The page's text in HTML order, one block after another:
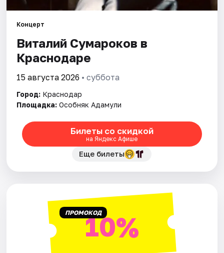
Концерт
Виталий Сумароков в
Краснодаре
15 августа 2026 • суббота
Город: Краснодар
Площадка: Особняк Адамули
Билеты со скидкой
на Яндекс Афише
Еще билеты
ПРОМОКОД10%